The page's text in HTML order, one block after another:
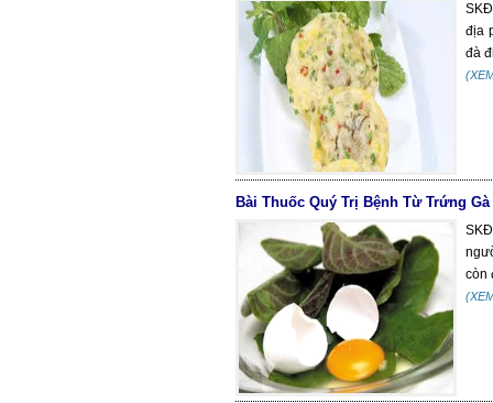
địa
đà
Bài Thuốc Quý Trị Bệnh Từ Trứng Gà
còn